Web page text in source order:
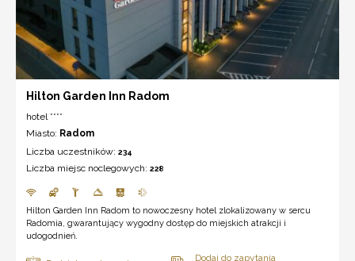
Hilton Garden Inn Radom
hotel ****
Miasto: Radom
Liczba uczestników: 234
Liczba miejsc noclegowych: 228
Hilton Garden Inn Radom to nowoczesny hotel zlokalizowany w sercu
Radomia, gwarantujący wygodny dostęp do miejskich atrakcji i
udogodnień.